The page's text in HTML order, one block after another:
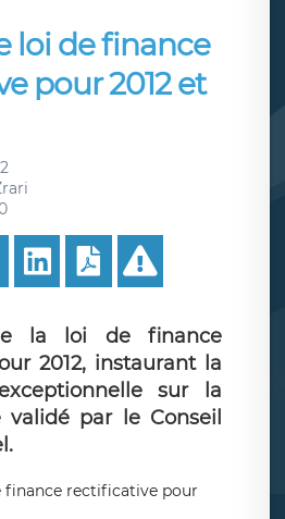
loi de finance
pour 2012 et
la loi de finance
2012, instaurant la
sur la
par le Conseil